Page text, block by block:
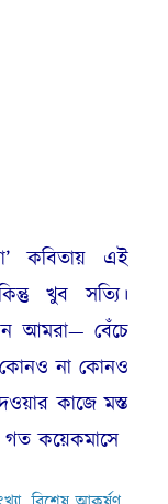
কবিতায় এই
খুব সত্যি।
আমরা— বেঁচে
কোনও না কোনও
কাজে মস্ত
গত কয়েকমাসে